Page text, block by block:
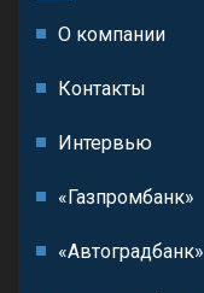
О компании
Контакты
Интервью
«Газпромбанк»
«Автоградбанк»